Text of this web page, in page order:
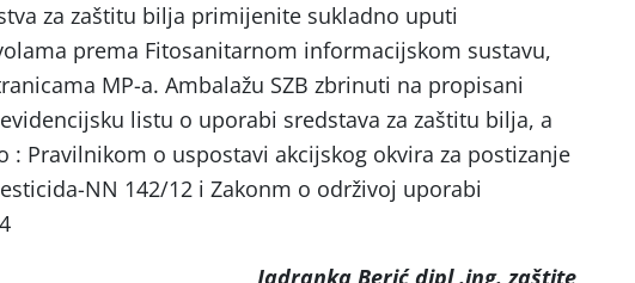
za zaštitu bilja primijenite sukladno uputi
prema Fitosanitarnom informacijskom sustavu,
MP-a. Ambalažu SZB zbrinuti na propisani
listu o uporabi sredstava za zaštitu bilja, a
: Pravilnikom o uspostavi akcijskog okvira za postizanje
NN 142/12 i Zakonm o održivoj uporabi
Jadranka Berić dipl .ing. zaštite